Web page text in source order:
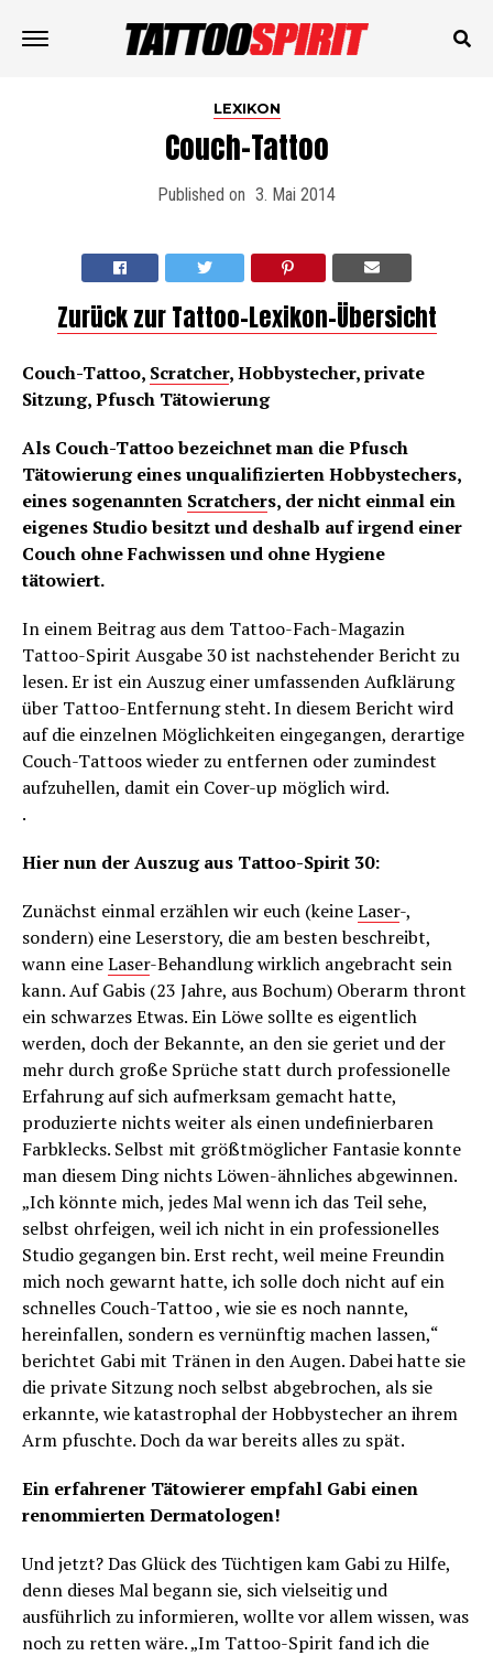
LEXIKON
Couch-Tattoo
Published on 3. Mai 2014
Zurück zur Tattoo-Lexikon-Übersicht
Couch-Tattoo, Scratcher, Hobbystecher, private
Sitzung, Pfusch Tätowierung
Als Couch-Tattoo bezeichnet man die Pfusch
Tätowierung eines unqualifizierten Hobbystechers,
eines sogenannten Scratchers, der nicht einmal ein
eigenes Studio besitzt und deshalb auf irgend einer
Couch ohne Fachwissen und ohne Hygiene
tätowiert.
In einem Beitrag aus dem Tattoo-Fach-Magazin
Tattoo-Spirit Ausgabe 30 ist nachstehender Bericht zu
lesen. Er ist ein Auszug einer umfassenden Aufklärung
über Tattoo-Entfernung steht. In diesem Bericht wird
auf die einzelnen Möglichkeiten eingegangen, derartige
Couch-Tattoos wieder zu entfernen oder zumindest
aufzuhellen, damit ein Cover-up möglich wird.
.
Hier nun der Auszug aus Tattoo-Spirit 30:
Zunächst einmal erzählen wir euch (keineLaser-,
sondern) eine Leserstory, die am besten beschreibt,
wann eineLaser-Behandlung wirklich angebracht sein
kann. Auf Gabis (23 Jahre, aus Bochum) Oberarm thront
ein schwarzes Etwas. Ein Löwe sollte es eigentlich
werden, doch der Bekannte, an den sie geriet und der
mehr durch große Sprüche statt durch professionelle
Erfahrung auf sich aufmerksam gemacht hatte,
produzierte nichts weiter als einen undefinierbaren
Farbklecks. Selbst mit größtmöglicher Fantasie konnte
man diesem Ding nichts Löwen-ähnliches abgewinnen.
„Ich könnte mich, jedes Mal wenn ich das Teil sehe,
selbst ohrfeigen, weil ich nicht in ein professionelles
Studio gegangen bin. Erst recht, weil meine Freundin
mich noch gewarnt hatte, ich solle doch nicht auf ein
schnelles Couch-Tattoo , wie sie es noch nannte,
hereinfallen, sondern es vernünftig machen lassen,“
berichtet Gabi mit Tränen in den Augen. Dabei hatte sie
die private Sitzung noch selbst abgebrochen, als sie
erkannte, wie katastrophal der Hobbystecher an ihrem
Arm pfuschte. Doch da war bereits alles zu spät.
Ein erfahrener Tätowierer empfahl Gabi einen
renommierten Dermatologen!
Und jetzt? Das Glück des Tüchtigen kam Gabi zu Hilfe,
denn dieses Mal begann sie, sich vielseitig und
ausführlich zu informieren, wollte vor allem wissen, was
noch zu retten wäre. „Im Tattoo-Spirit fand ich die